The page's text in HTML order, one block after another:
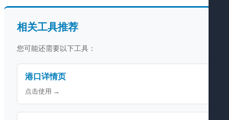
相关工具推荐
您可能还需要以下工具：
港口详情页
点击使用 →